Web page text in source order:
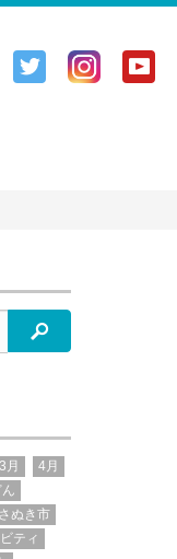
Twitter
検索
3月
4月
さぬき市
ティ